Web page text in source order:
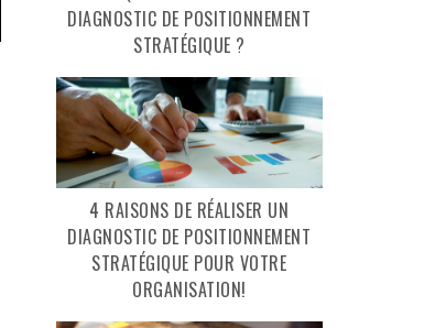
DIAGNOSTIC DE POSITIONNEMENT
STRATÉGIQUE ?
4 RAISONS DE RÉALISER UN
DIAGNOSTIC DE POSITIONNEMENT
STRATÉGIQUE POUR VOTRE
ORGANISATION!